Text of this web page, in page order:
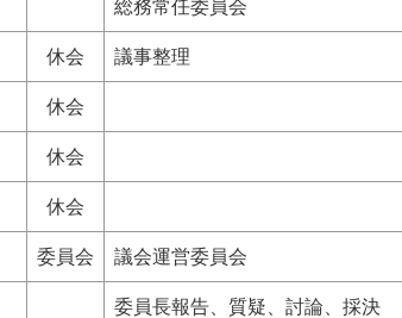
総務常任委員会
休会 議事整理
休会
休会
休会
委員会 議会運営委員会
委員長報告、質疑、討論、採決